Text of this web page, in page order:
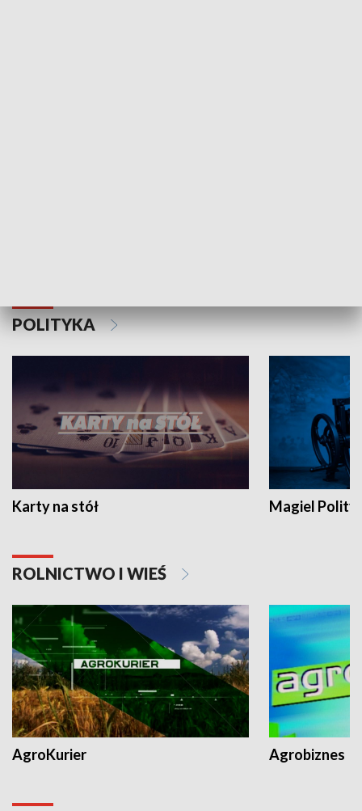
POLITYKA
Karty na stół Magiel
ROLNICTWO I WIEŚ
AgroKurier Agrobiznes